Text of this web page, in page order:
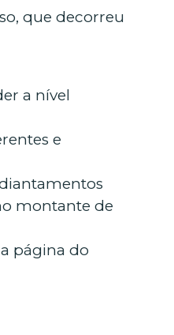
que decorreu
a nível
e
montante de
página do